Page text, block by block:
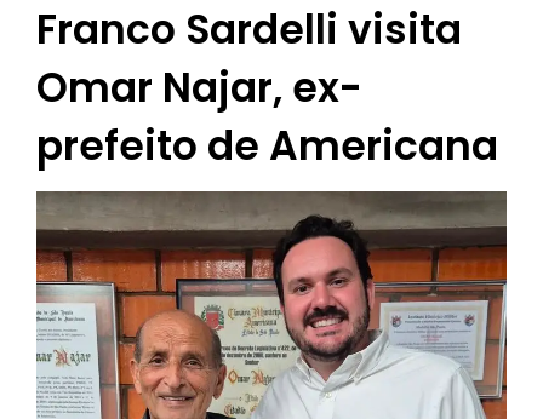
Franco Sardelli visita
Omar Najar, ex-
prefeito de Americana